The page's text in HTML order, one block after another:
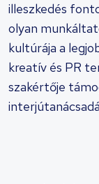
illeszkedés
olyan
kultúrája a
kreatív és PR
szakértője